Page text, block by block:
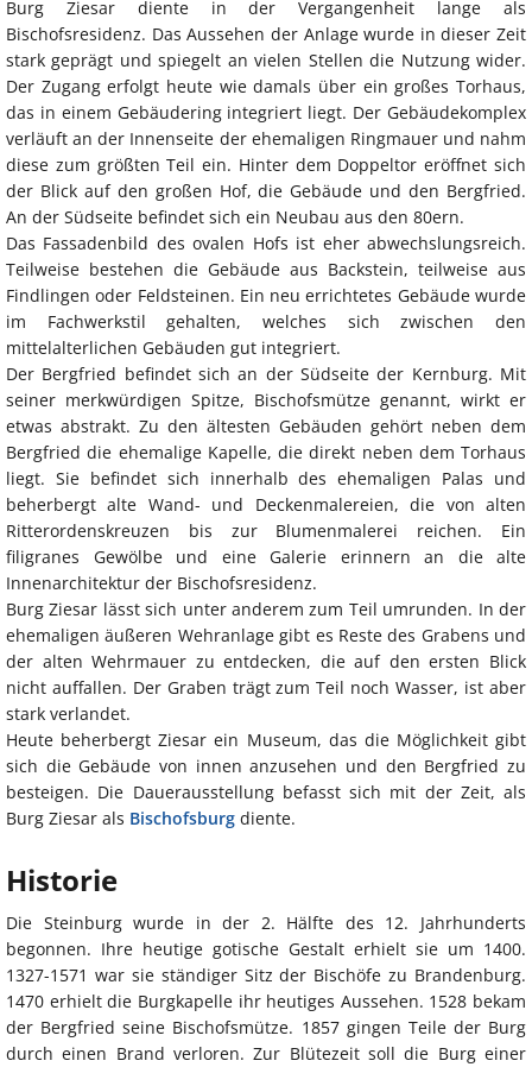
Burg Ziesar diente in der Vergangenheit lange als
Bischofsresidenz. Das Aussehen der Anlage wurde in dieser Zeit
stark geprägt und spiegelt an vielen Stellen die Nutzung wider.
Der Zugang erfolgt heute wie damals über ein großes Torhaus,
das in einem Gebäudering integriert liegt. Der Gebäudekomplex
verläuft an der Innenseite der ehemaligen Ringmauer und nahm
diese zum größten Teil ein. Hinter dem Doppeltor eröffnet sich
der Blick auf den großen Hof, die Gebäude und den Bergfried.
An der Südseite befindet sich ein Neubau aus den 80ern.
Das Fassadenbild des ovalen Hofs ist eher abwechslungsreich.
Teilweise bestehen die Gebäude aus Backstein, teilweise aus
Findlingen oder Feldsteinen. Ein neu errichtetes Gebäude wurde
im Fachwerkstil gehalten, welches sich zwischen den
mittelalterlichen Gebäuden gut integriert.
Der Bergfried befindet sich an der Südseite der Kernburg. Mit
seiner merkwürdigen Spitze, Bischofsmütze genannt, wirkt er
etwas abstrakt. Zu den ältesten Gebäuden gehört neben dem
Bergfried die ehemalige Kapelle, die direkt neben dem Torhaus
liegt. Sie befindet sich innerhalb des ehemaligen Palas und
beherbergt alte Wand- und Deckenmalereien, die von alten
Ritterordenskreuzen bis zur Blumenmalerei reichen. Ein
filigranes Gewölbe und eine Galerie erinnern an die alte
Innenarchitektur der Bischofsresidenz.
Burg Ziesar lässt sich unter anderem zum Teil umrunden. In der
ehemaligen äußeren Wehranlage gibt es Reste des Grabens und
der alten Wehrmauer zu entdecken, die auf den ersten Blick
nicht auffallen. Der Graben trägt zum Teil noch Wasser, ist aber
stark verlandet.
Heute beherbergt Ziesar ein Museum, das die Möglichkeit gibt
sich die Gebäude von innen anzusehen und den Bergfried zu
besteigen. Die Dauerausstellung befasst sich mit der Zeit, als
Burg Ziesar als Bischofsburg diente.
Historie
Die Steinburg wurde in der 2. Hälfte des 12. Jahrhunderts
begonnen. Ihre heutige gotische Gestalt erhielt sie um 1400.
1327-1571 war sie ständiger Sitz der Bischöfe zu Brandenburg.
1470 erhielt die Burgkapelle ihr heutiges Aussehen. 1528 bekam
der Bergfried seine Bischofsmütze. 1857 gingen Teile der Burg
durch einen Brand verloren. Zur Blütezeit soll die Burg einer